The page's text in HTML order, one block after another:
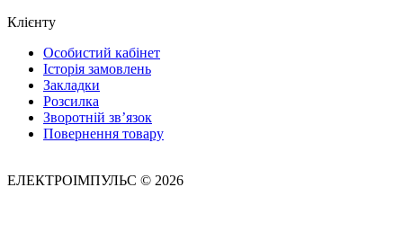
Клієнту
Особистий кабінет
Історія замовлень
Закладки
Розсилка
Зворотній зв’язок
Повернення товару
ЕЛЕКТРОІМПУЛЬС © 2026